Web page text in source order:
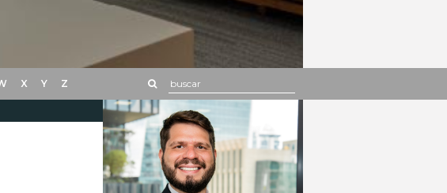
X Y Z